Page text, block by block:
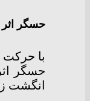
حسگر اثر
با حرکت
حسگر
انگشت